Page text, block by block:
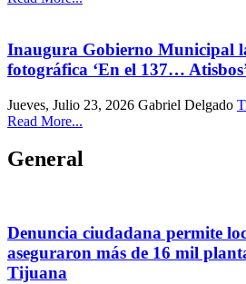
Inaugura Gobierno Municipal
fotográfica ‘En el 137…
Jueves, Julio 23, 2026 Gabriel Delgado
Read More...
General
Denuncia ciudadana permite
aseguraron más de 16 mil
Tijuana